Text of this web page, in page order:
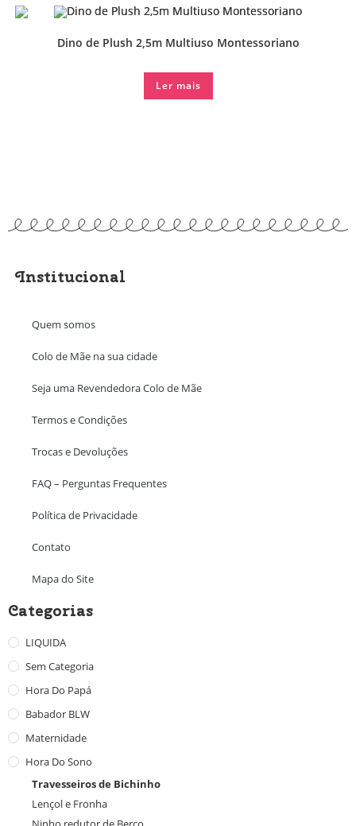
Dino de Plush 2,5m Multiuso Montessoriano
Ler mais
Institucional
Quem somos
Colo de Mãe na sua cidade
Seja uma Revendedora Colo de Mãe
Termos e Condições
Trocas e Devoluções
FAQ – Perguntas Frequentes
Política de Privacidade
Contato
Mapa do Site
Categorias
LIQUIDA
Sem Categoria
Hora Do Papá
Babador BLW
Maternidade
Hora Do Sono
Travesseiros de Bichinho
Lençol e Fronha